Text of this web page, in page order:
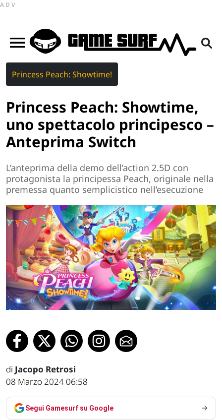
ADV
Princess Peach: Showtime!
Princess Peach: Showtime,
uno spettacolo principesco –
Anteprima Switch
L’anteprima della demo dell’action 2.5D con
protagonista la principessa Peach, originale nella
premessa quanto semplicistico nell’esecuzione
di Jacopo Retrosi
08 Marzo 2024 06:58
Segui Gamesurf su Google